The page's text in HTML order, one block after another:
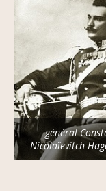
général
Nicolaïevitch